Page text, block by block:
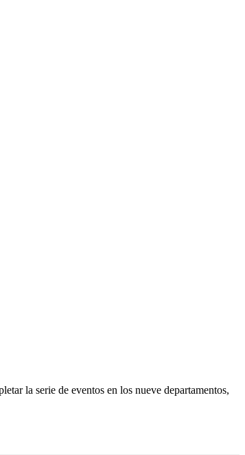
la serie de eventos en los nueve departamentos,